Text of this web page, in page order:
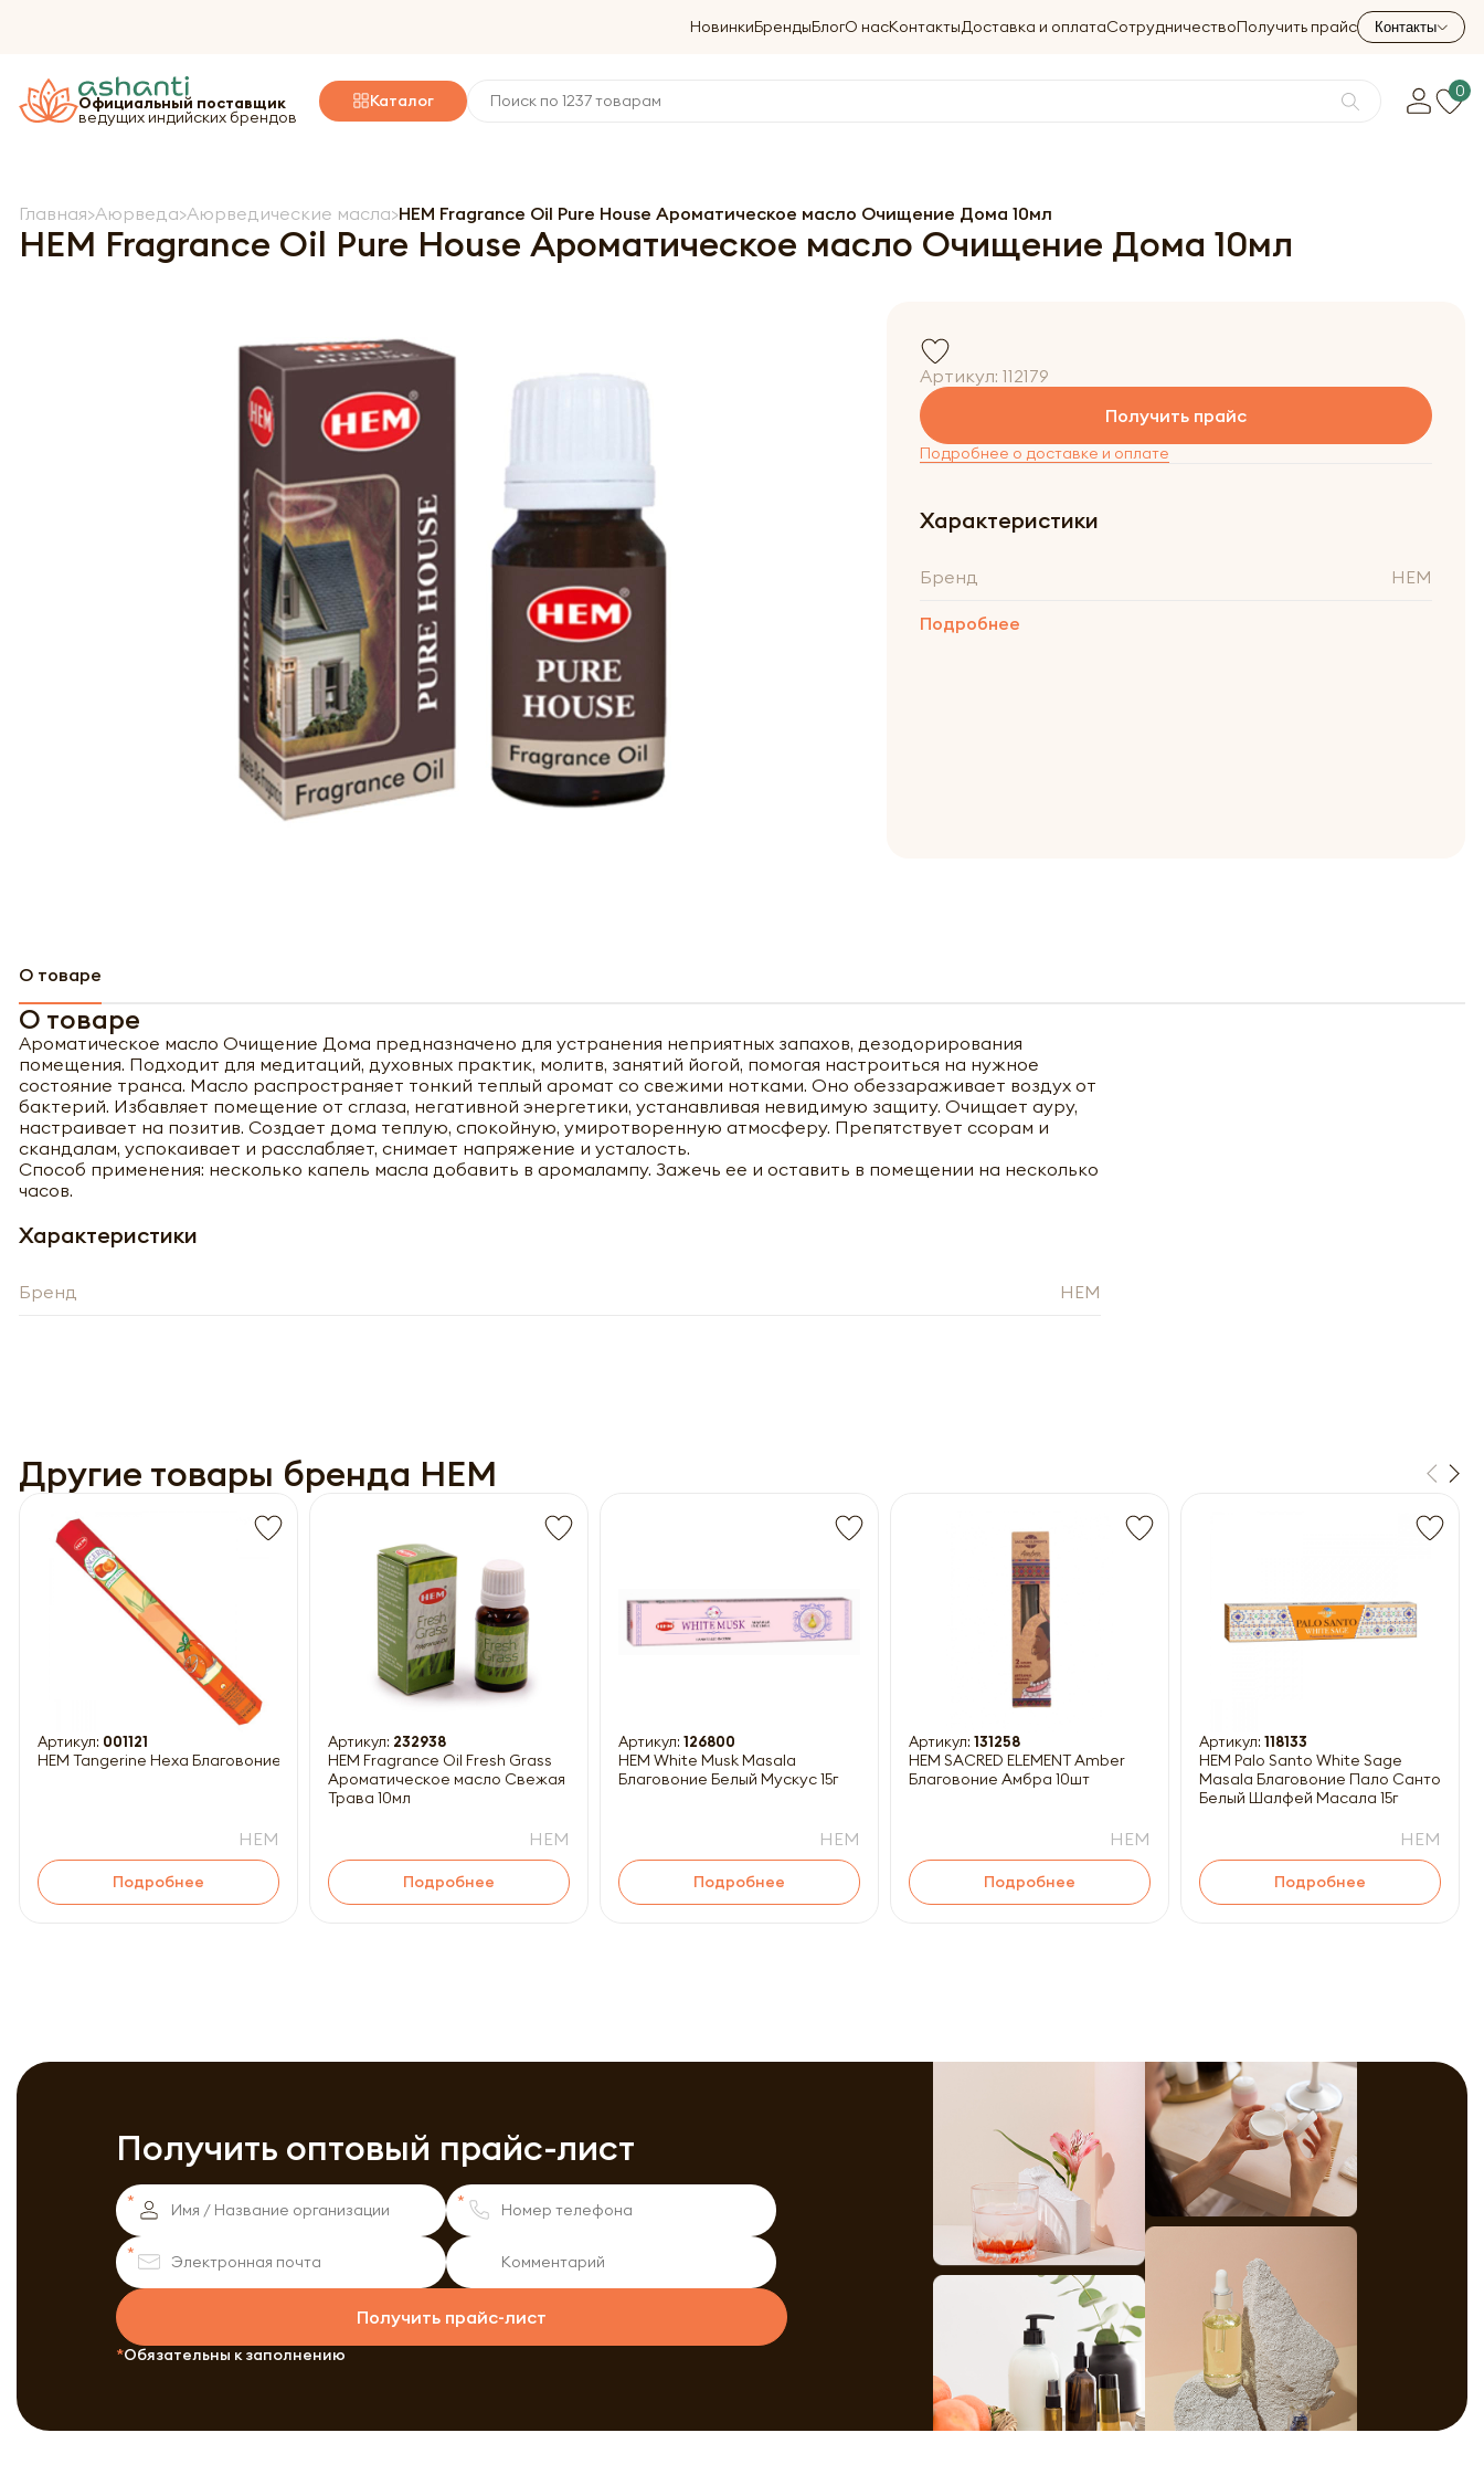
НовинкиБрендыБлогО насКонтактыДоставка и оплатаСотрудничествоПолучить прайс Контакты
Официальный поставщик
ведущих индийских брендов
Каталог 0
Главная Аюрведа Аюрведические масла HEM Fragrance Oil Pure House Ароматическое масло Очищение Дома 10мл
HEM Fragrance Oil Pure House Ароматическое масло Очищение Дома 10мл
Артикул: 112179
Получить прайс
Подробнее о доставке и оплате
Характеристики
Бренд HEM
Подробнее
О товаре
О товаре
Ароматическое масло Очищение Дома предназначено для устранения неприятных запахов, дезодорирования
помещения. Подходит для медитаций, духовных практик, молитв, занятий йогой, помогая настроиться на нужное
состояние транса. Масло распространяет тонкий теплый аромат со свежими нотками. Оно обеззараживает воздух от
бактерий. Избавляет помещение от сглаза, негативной энергетики, устанавливая невидимую защиту. Очищает ауру,
настраивает на позитив. Создает дома теплую, спокойную, умиротворенную атмосферу. Препятствует ссорам и
скандалам, успокаивает и расслабляет, снимает напряжение и усталость.
Способ применения: несколько капель масла добавить в аромалампу. Зажечь ее и оставить в помещении на несколько
часов.
Характеристики
Бренд HEM
Другие товары бренда HEM
Артикул: 001121
HEM Tangerine Hexa Благовоние Мандарин 20шт
HEM
Подробнее
Артикул: 232938
HEM Fragrance Oil Fresh Grass
Ароматическое масло Свежая
Трава 10мл
HEM
Подробнее
Артикул: 126800
HEM White Musk Masala
Благовоние Белый Мускус 15г
HEM
Подробнее
Артикул: 131258
HEM SACRED ELEMENT Amber
Благовоние Амбра 10шт
HEM
Подробнее
Артикул: 118133
HEM Palo Santo White Sage
Masala Благовоние Пало Санто-
Белый Шалфей Масала 15г
HEM
Подробнее
Получить оптовый прайс-лист
Получить прайс-лист
Обязательны к заполнению
Получить прайс-лист
Обязательны к заполнению